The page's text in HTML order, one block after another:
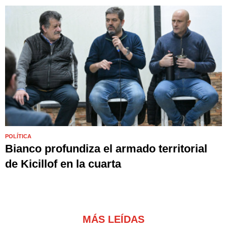
POLÍTICA
Bianco profundiza el armado territorial
de Kicillof en la cuarta
MÁS LEÍDAS